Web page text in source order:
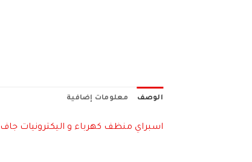
الوصف معلومات إضافية
اسبراي منظف كهرباء و اليكترونيات جاف